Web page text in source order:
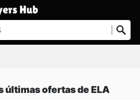
últimas ofertas de ELA